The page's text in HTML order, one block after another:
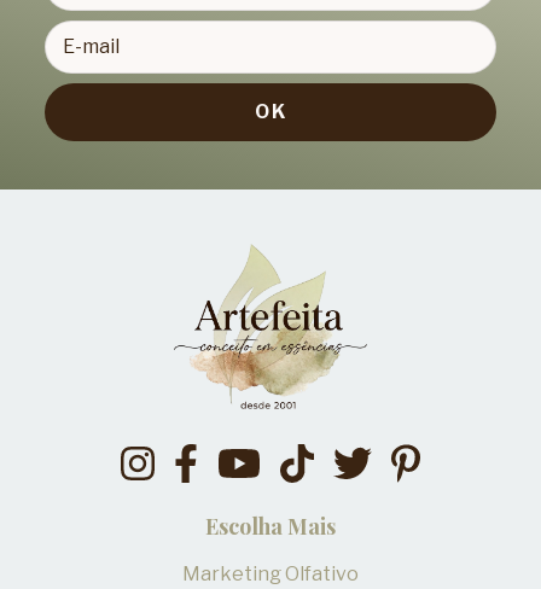
Escolha Mais
Marketing Olfativo